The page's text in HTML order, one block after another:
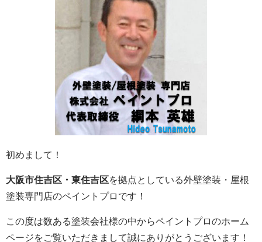
初めまして！
大阪市住吉区・東住吉区を拠点としている外壁塗装・屋根
塗装専門店のペイントプロです！
この度は数ある塗装会社様の中からペイントプロのホーム
ページをご覧いただきまして誠にありがとうございます！